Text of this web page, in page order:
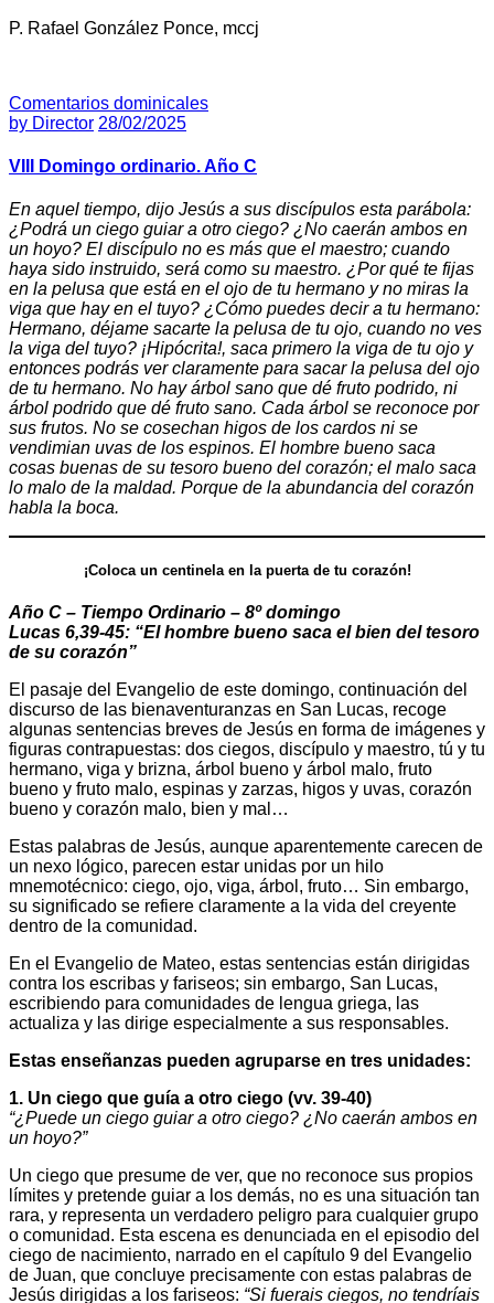
P. Rafael González Ponce, mccj
Comentarios dominicales
by Director 28/02/2025
VIII Domingo ordinario. Año C
En aquel tiempo, dijo Jesús a sus discípulos esta parábola:
¿Podrá un ciego guiar a otro ciego? ¿No caerán ambos en
un hoyo? El discípulo no es más que el maestro; cuando
haya sido instruido, será como su maestro. ¿Por qué te fijas
en la pelusa que está en el ojo de tu hermano y no miras la
viga que hay en el tuyo? ¿Cómo puedes decir a tu hermano:
Hermano, déjame sacarte la pelusa de tu ojo, cuando no ves
la viga del tuyo? ¡Hipócrita!, saca primero la viga de tu ojo y
entonces podrás ver claramente para sacar la pelusa del ojo
de tu hermano. No hay árbol sano que dé fruto podrido, ni
árbol podrido que dé fruto sano. Cada árbol se reconoce por
sus frutos. No se cosechan higos de los cardos ni se
vendimian uvas de los espinos. El hombre bueno saca
cosas buenas de su tesoro bueno del corazón; el malo saca
lo malo de la maldad. Porque de la abundancia del corazón
habla la boca.
¡Coloca un centinela en la puerta de tu corazón!
Año C – Tiempo Ordinario – 8º domingo
Lucas 6,39-45: “El hombre bueno saca el bien del tesoro
de su corazón”
El pasaje del Evangelio de este domingo, continuación del
discurso de las bienaventuranzas en San Lucas, recoge
algunas sentencias breves de Jesús en forma de imágenes y
figuras contrapuestas: dos ciegos, discípulo y maestro, tú y tu
hermano, viga y brizna, árbol bueno y árbol malo, fruto
bueno y fruto malo, espinas y zarzas, higos y uvas, corazón
bueno y corazón malo, bien y mal…
Estas palabras de Jesús, aunque aparentemente carecen de
un nexo lógico, parecen estar unidas por un hilo
mnemotécnico: ciego, ojo, viga, árbol, fruto… Sin embargo,
su significado se refiere claramente a la vida del creyente
dentro de la comunidad.
En el Evangelio de Mateo, estas sentencias están dirigidas
contra los escribas y fariseos; sin embargo, San Lucas,
escribiendo para comunidades de lengua griega, las
actualiza y las dirige especialmente a sus responsables.
Estas enseñanzas pueden agruparse en tres unidades:
1. Un ciego que guía a otro ciego (vv. 39-40)
“¿Puede un ciego guiar a otro ciego? ¿No caerán ambos en
un hoyo?”
Un ciego que presume de ver, que no reconoce sus propios
límites y pretende guiar a los demás, no es una situación tan
rara, y representa un verdadero peligro para cualquier grupo
o comunidad. Esta escena es denunciada en el episodio del
ciego de nacimiento, narrado en el capítulo 9 del Evangelio
de Juan, que concluye precisamente con estas palabras de
Jesús dirigidas a los fariseos: “Si fuerais ciegos, no tendríais